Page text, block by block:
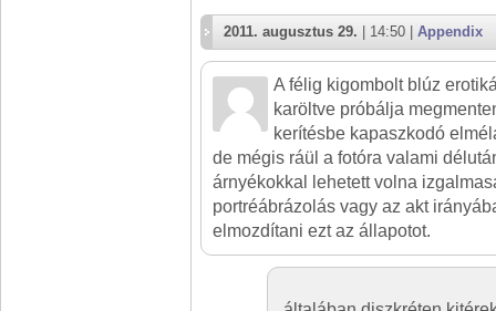
2011. augusztus 29. | 14:50 | Appendix
A félig kigombolt blúz
karöltve próbálja
kerítésbe kapaszkodó
de mégis ráül a fotóra valami
árnyékokkal lehetett volna
portréábrázolás vagy az akt
elmozdítani ezt az állapotot.